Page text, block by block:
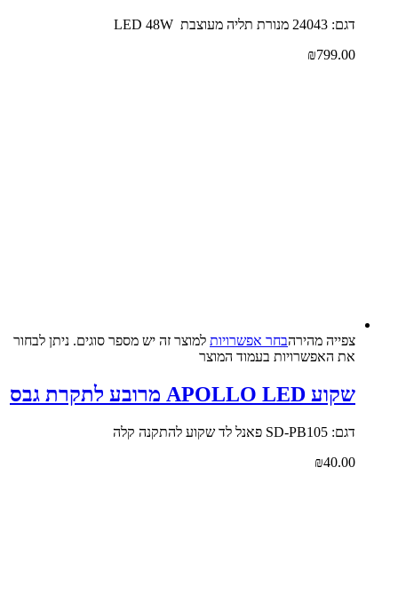
דגם: 24043 מנורת תליה מעוצבת LED 48W
₪799.00
צפייה‬ ‫מהירה‬בחר אפשרויות למוצר זה יש מספר סוגים. ניתן לבחור
את האפשרויות בעמוד המוצר
שקוע APOLLO LED מרובע לתקרת גבס
דגם: SD-PB105 פאנל לד שקוע להתקנה קלה
₪40.00